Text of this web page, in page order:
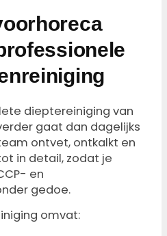
dieptereiniging van
gaat dan dagelijks
ontvet, ontkalkt en
in detail, zodat je
en
gedoe.
omvat: